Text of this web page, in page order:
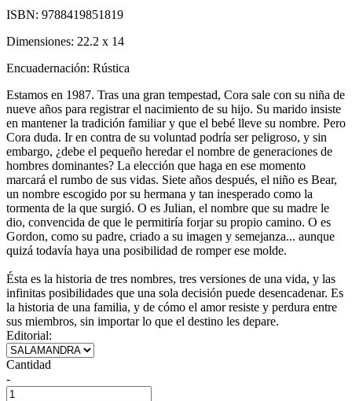
ISBN: 9788419851819
Dimensiones: 22.2 x 14
Encuadernación: Rústica
Estamos en 1987. Tras una gran tempestad, Cora sale con su niña de
nueve años para registrar el nacimiento de su hijo. Su marido insiste
en mantener la tradición familiar y que el bebé lleve su nombre. Pero
Cora duda. Ir en contra de su voluntad podría ser peligroso, y sin
embargo, ¿debe el pequeño heredar el nombre de generaciones de
hombres dominantes? La elección que haga en ese momento
marcará el rumbo de sus vidas. Siete años después, el niño es Bear,
un nombre escogido por su hermana y tan inesperado como la
tormenta de la que surgió. O es Julian, el nombre que su madre le
dio, convencida de que le permitiría forjar su propio camino. O es
Gordon, como su padre, criado a su imagen y semejanza... aunque
quizá todavía haya una posibilidad de romper ese molde.
Ésta es la historia de tres nombres, tres versiones de una vida, y las
infinitas posibilidades que una sola decisión puede desencadenar. Es
la historia de una familia, y de cómo el amor resiste y perdura entre
sus miembros, sin importar lo que el destino les depare.
Editorial:
Cantidad
-